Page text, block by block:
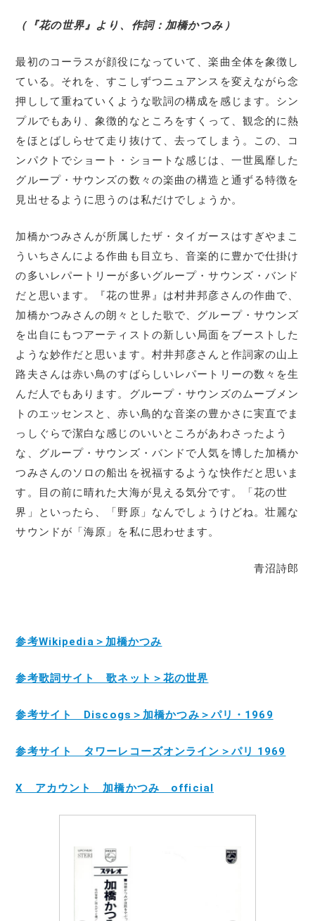
（『花の世界』より、作詞：加橋かつみ）
最初のコーラスが顔役になっていて、楽曲全体を象徴し
ている。それを、すこしずつニュアンスを変えながら念
押しして重ねていくような歌詞の構成を感じます。シン
プルでもあり、象徴的なところをすくって、観念的に熱
をほとばしらせて走り抜けて、去ってしまう。この、コ
ンパクトでショート・ショートな感じは、一世風靡した
グループ・サウンズの数々の楽曲の構造と通ずる特徴を
見出せるように思うのは私だけでしょうか。
加橋かつみさんが所属したザ・タイガースはすぎやまこ
ういちさんによる作曲も目立ち、音楽的に豊かで仕掛け
の多いレパートリーが多いグループ・サウンズ・バンド
だと思います。『花の世界』は村井邦彦さんの作曲で、
加橋かつみさんの朗々とした歌で、グループ・サウンズ
を出自にもつアーティストの新しい局面をブーストした
ような妙作だと思います。村井邦彦さんと作詞家の山上
路夫さんは赤い鳥のすばらしいレパートリーの数々を生
んだ人でもあります。グループ・サウンズのムーブメン
トのエッセンスと、赤い鳥的な音楽の豊かさに実直でま
っしぐらで潔白な感じのいいところがあわさったよう
な、グループ・サウンズ・バンドで人気を博した加橋か
つみさんのソロの船出を祝福するような快作だと思いま
す。目の前に晴れた大海が見える気分です。「花の世
界」といったら、「野原」なんでしょうけどね。壮麗な
サウンドが「海原」を私に思わせます。
青沼詩郎
参考Wikipedia＞加橋かつみ
参考歌詞サイト 歌ネット＞花の世界
参考サイト Discogs＞加橋かつみ＞パリ・1969
参考サイト タワーレコーズオンライン＞パリ 1969
X アカウント 加橋かつみ official